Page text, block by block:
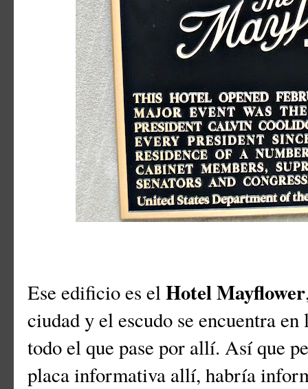
Ese edificio es elHotel Mayflower
ciudad y el escudo se encuentra
todo el que pase por allí. Así que
placa informativa allí, habría